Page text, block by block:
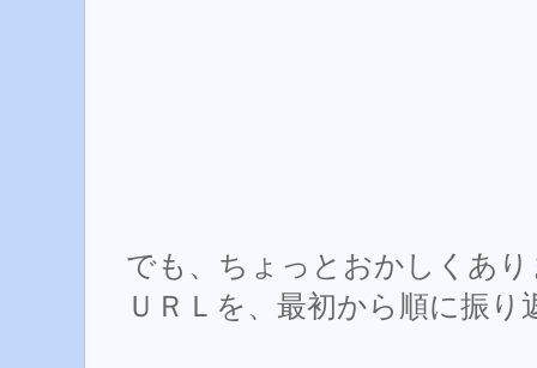
でも、ちょっとおかしくあ
ＵＲＬを、最初から順に振